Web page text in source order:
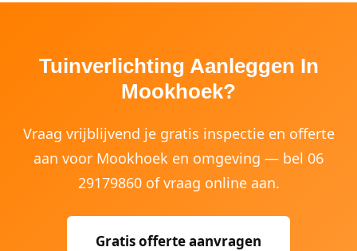
Tuinverlichting Aanleggen In
Mookhoek?
Vraag vrijblijvend je gratis inspectie en offerte
aan voor Mookhoek en omgeving — bel 06
29179860 of vraag online aan.
Gratis offerte aanvragen